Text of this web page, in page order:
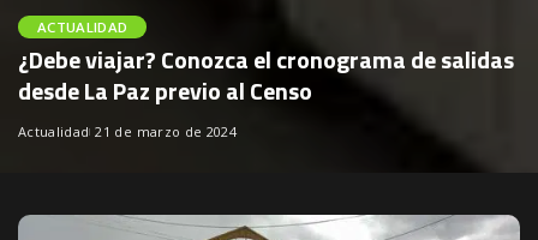
ACTUALIDAD
¿Debe viajar? Conozca el cronograma de salidas
desde La Paz previo al Censo
Actualidad 21 de marzo de 2024